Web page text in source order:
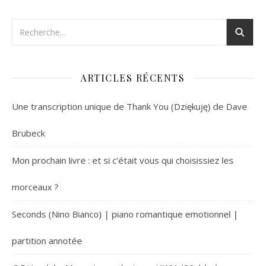
ARTICLES RÉCENTS
Une transcription unique de Thank You (Dziękuję) de Dave
Brubeck
Mon prochain livre : et si c’était vous qui choisissiez les
morceaux ?
Seconds (Nino Bianco) | piano romantique emotionnel |
partition annotée